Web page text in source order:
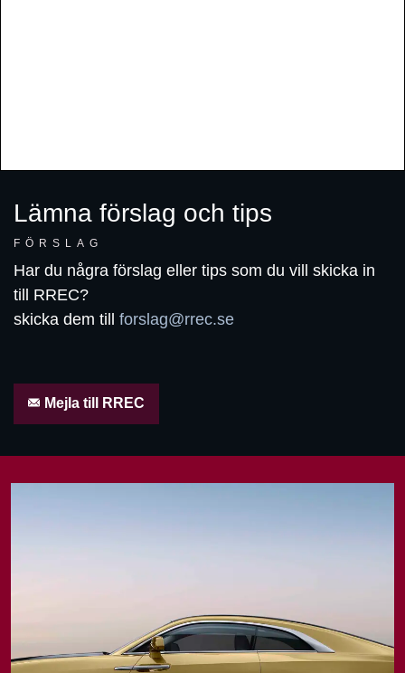
Lämna förslag och tips
FÖRSLAG
Har du några förslag eller tips som du vill skicka in
till RREC?
skicka dem till forslag@rrec.se
Mejla till RREC